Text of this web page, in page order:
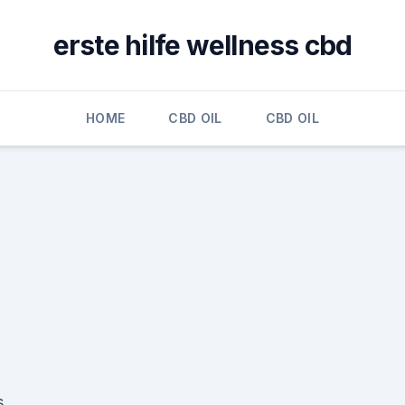
erste hilfe wellness cbd
HOME CBD OIL CBD OIL